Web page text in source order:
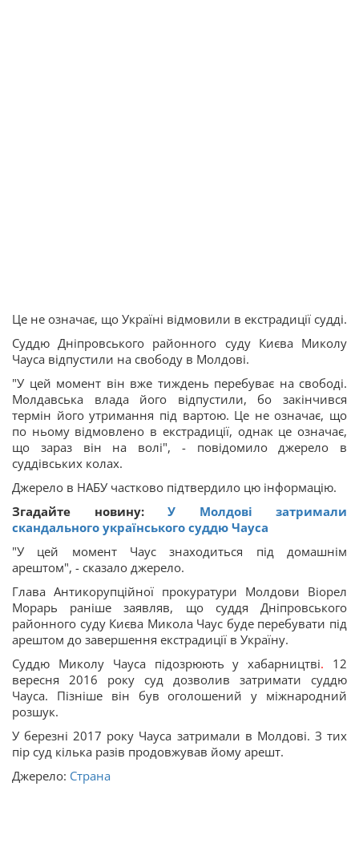
Це не означає, що Україні відмовили в екстрадиції судді.
Суддю Дніпровського районного суду Києва Миколу
Чауса відпустили на свободу в Молдові.
"У цей момент він вже тиждень перебуває на свободі.
Молдавська влада його відпустили, бо закінчився
термін його утримання під вартою. Це не означає, що
по ньому відмовлено в екстрадиції, однак це означає,
що зараз він на волі", - повідомило джерело в
суддівських колах.
Джерело в НАБУ частково підтвердило цю інформацію.
Згадайте новину: У Молдові затримали
скандального українського суддю Чауса
"У цей момент Чаус знаходиться під домашнім
арештом", - сказало джерело.
Глава Антикорупційної прокуратури Молдови Віорел
Морарь раніше заявляв, що суддя Дніпровського
районного суду Києва Микола Чаус буде перебувати під
арештом до завершення екстрадиції в Україну.
Суддю Миколу Чауса підозрюють у хабарництві. 12
вересня 2016 року суд дозволив затримати суддю
Чауса. Пізніше він був оголошений у міжнародний
розшук.
У березні 2017 року Чауса затримали в Молдові. З тих
пір суд кілька разів продовжував йому арешт.
Джерело: Страна